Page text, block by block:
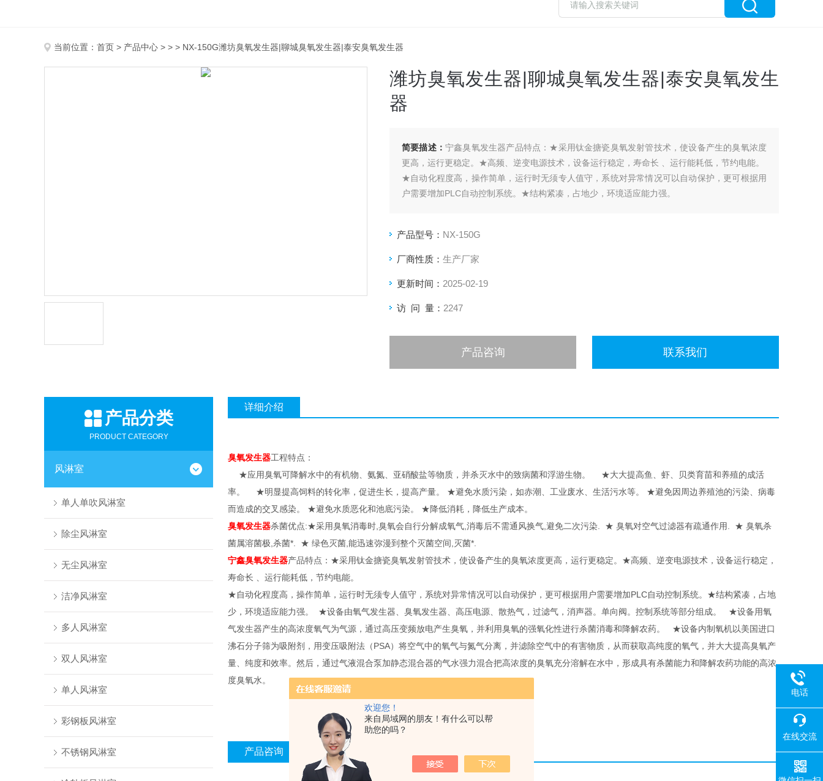
欢迎您！
来自局域网的朋友！有什么可以帮
助您的吗？
当前位置： 首页 > 产品中心 > > > NX-150G潍坊臭氧发生器|聊城臭氧发生器|泰安臭氧发生器
潍坊臭氧发生器|聊城臭氧发生器|泰安臭氧发生
器
简要描述： 宁鑫臭氧发生器产品特点：★采用钛金搪瓷臭氧发射管技术，使设备产生的臭氧浓度
更高，运行更稳定。★高频、逆变电源技术，设备运行稳定，寿命长 、运行能耗低，节约电能。
★自动化程度高，操作简单，运行时无须专人值守，系统对异常情况可以自动保护，更可根据用
户需要增加PLC自动控制系统。★结构紧凑，占地少，环境适应能力强。
产品型号： NX-150G
厂商性质： 生产厂家
更新时间： 2025-02-19
访 问 量： 2247
产品咨询 联系我们
产品分类
PRODUCT CATEGORY
风淋室
单人单吹风淋室
除尘风淋室
无尘风淋室
洁净风淋室
多人风淋室
双人风淋室
单人风淋室
彩钢板风淋室
不锈钢风淋室
详细介绍
臭氧发生器工程特点：
★应用臭氧可降解水中的有机物、氨氮、亚硝酸盐等物质，并杀灭水中的致病菌和浮游生物。 ★大大提高鱼、虾、贝类育苗和养殖的成活
率。 ★明显提高饲料的转化率，促进生长，提高产量。 ★避免水质污染，如赤潮、工业废水、生活污水等。 ★避免因周边养殖池的污染、病毒
而造成的交叉感染。 ★避免水质恶化和池底污染。 ★降低消耗，降低生产成本。
臭氧发生器杀菌优点:★采用臭氧消毒时,臭氧会自行分解成氧气,消毒后不需通风换气,避免二次污染. ★ 臭氧对空气过滤器有疏通作用. ★ 臭氧杀
菌属溶菌极,杀菌*. ★ 绿色灭菌,能迅速弥漫到整个灭菌空间,灭菌*.
宁鑫臭氧发生器产品特点：★采用钛金搪瓷臭氧发射管技术，使设备产生的臭氧浓度更高，运行更稳定。★高频、逆变电源技术，设备运行稳定，
寿命长 、运行能耗低，节约电能。
★自动化程度高，操作简单，运行时无须专人值守，系统对异常情况可以自动保护，更可根据用户需要增加PLC自动控制系统。★结构紧凑，占地
少，环境适应能力强。 ★设备由氧气发生器、臭氧发生器、高压电源、散热气，过滤气，消声器。单向阀。控制系统等部分组成。 ★设备用氧
气发生器产生的高浓度氧气为气源，通过高压变频放电产生臭氧，并利用臭氧的强氧化性进行杀菌消毒和降解农药。 ★设备内制氧机以美国进口
沸石分子筛为吸附剂，用变压吸附法（PSA）将空气中的氧气与氮气分离，并滤除空气中的有害物质，从而获取高纯度的氧气，并大大提高臭氧产
量、纯度和效率。然后，通过气液混合泵加静态混合器的气水强力混合把高浓度的臭氧充分溶解在水中，形成具有杀菌能力和降解农药功能的高浓
度臭氧水。
产品咨询
电话
在线交流